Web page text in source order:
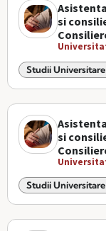
si
Studii
si
Studii